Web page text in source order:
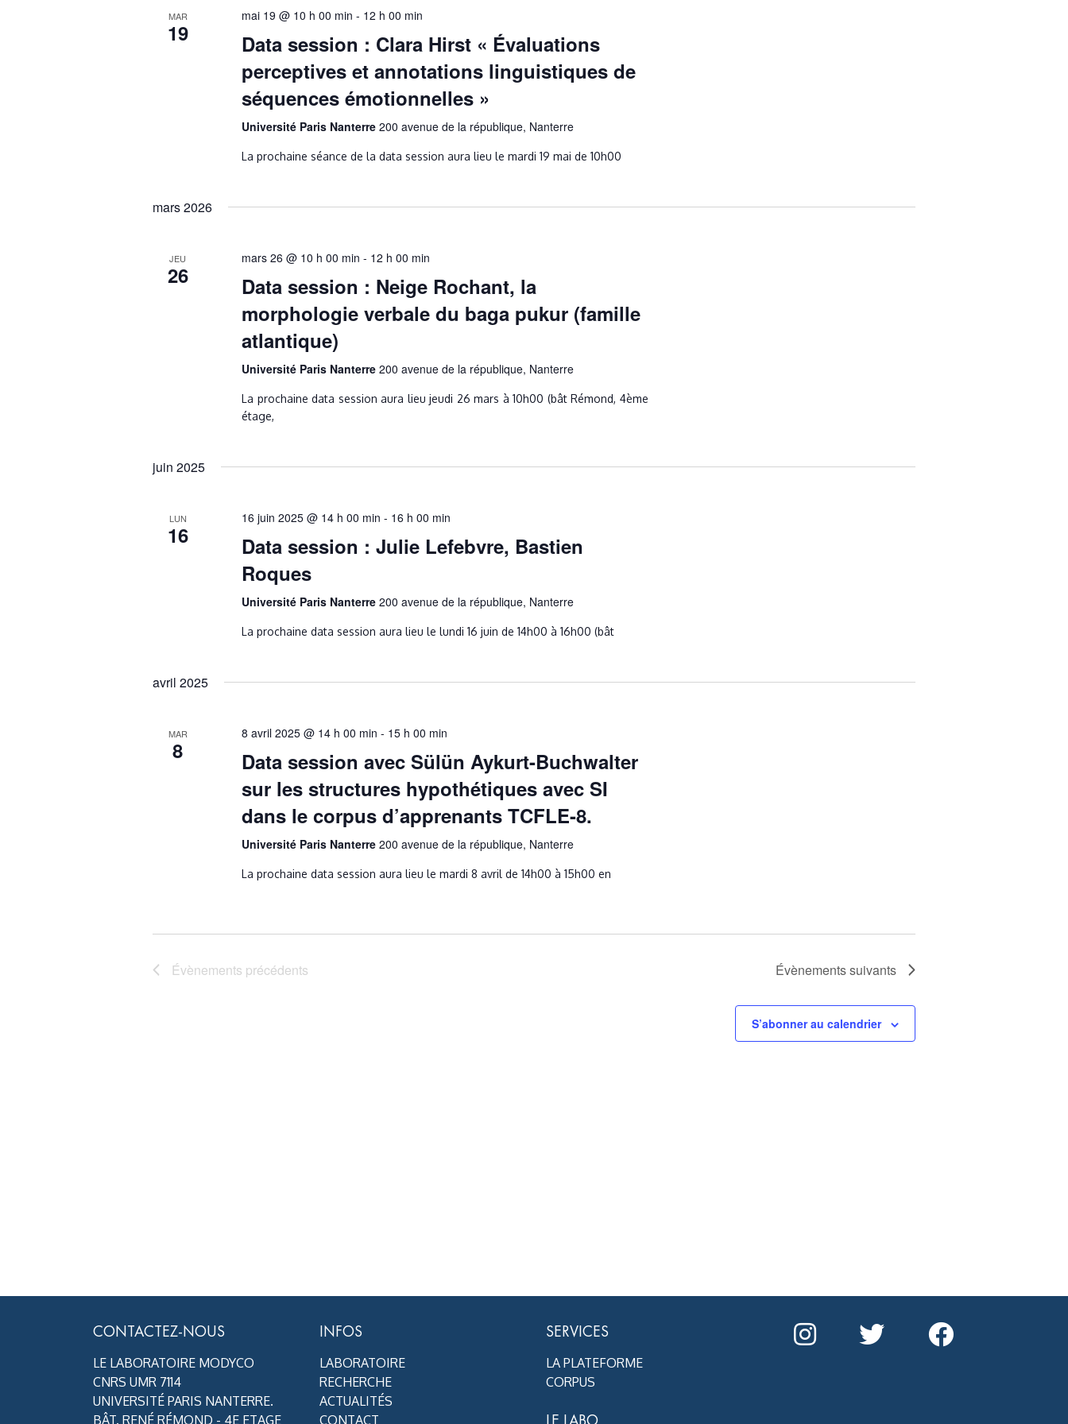
MAR
19
mai 19 @ 10 h 00 min - 12 h 00 min
Data session : Clara Hirst « Évaluations
perceptives et annotations linguistiques de
séquences émotionnelles »
Université Paris Nanterre 200 avenue de la république, Nanterre
La prochaine séance de la data session aura lieu le mardi 19 mai de 10h00
mars 2026
JEU
26
mars 26 @ 10 h 00 min - 12 h 00 min
Data session : Neige Rochant, la
morphologie verbale du baga pukur (famille
atlantique)
Université Paris Nanterre 200 avenue de la république, Nanterre
La prochaine data session aura lieu jeudi 26 mars à 10h00 (bât Rémond, 4ème
étage,
juin 2025
LUN
16
16 juin 2025 @ 14 h 00 min - 16 h 00 min
Data session : Julie Lefebvre, Bastien
Roques
Université Paris Nanterre 200 avenue de la république, Nanterre
La prochaine data session aura lieu le lundi 16 juin de 14h00 à 16h00 (bât
avril 2025
MAR
8
8 avril 2025 @ 14 h 00 min - 15 h 00 min
Data session avec Sülün Aykurt-Buchwalter
sur les structures hypothétiques avec SI
dans le corpus d’apprenants TCFLE-8.
Université Paris Nanterre 200 avenue de la république, Nanterre
La prochaine data session aura lieu le mardi 8 avril de 14h00 à 15h00 en
Évènements précédents Évènementssuivants
S’abonner au calendrier
CONTACTEZ-NOUS
LE LABORATOIRE MODYCO
CNRS UMR 7114
UNIVERSITÉ PARIS NANTERRE.
BÂT. RENÉ RÉMOND - 4E ETAGE
INFOS
LABORATOIRE
RECHERCHE
ACTUALITÉS
CONTACT
SERVICES
LA PLATEFORME
CORPUS